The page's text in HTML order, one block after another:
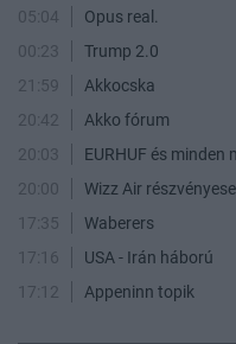
05:04
Opus real.
00:23
Trump 2.0
21:59
Akkocska
20:42
Akko fórum
20:03
EURHUF és minden
20:00
Wizz Air
17:35
Waberers
17:16
USA - Irán háború
17:12
Appeninn topik